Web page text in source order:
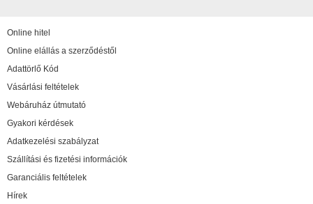
Online hitel
Online elállás a szerződéstől
Adattörlő Kód
Vásárlási feltételek
Webáruház útmutató
Gyakori kérdések
Adatkezelési szabályzat
Szállítási és fizetési információk
Garanciális feltételek
Hírek